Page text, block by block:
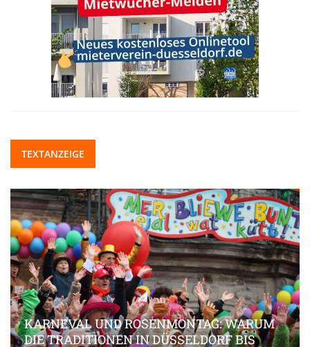
TEXTANZEIGE
KARNEVAL UND ROSENMONTAG: WARUM
DIE TRADITIONEN IN DÜSSELDORF BIS